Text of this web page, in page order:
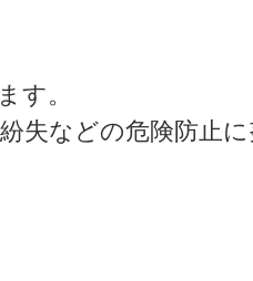
す。
失などの危険防止に